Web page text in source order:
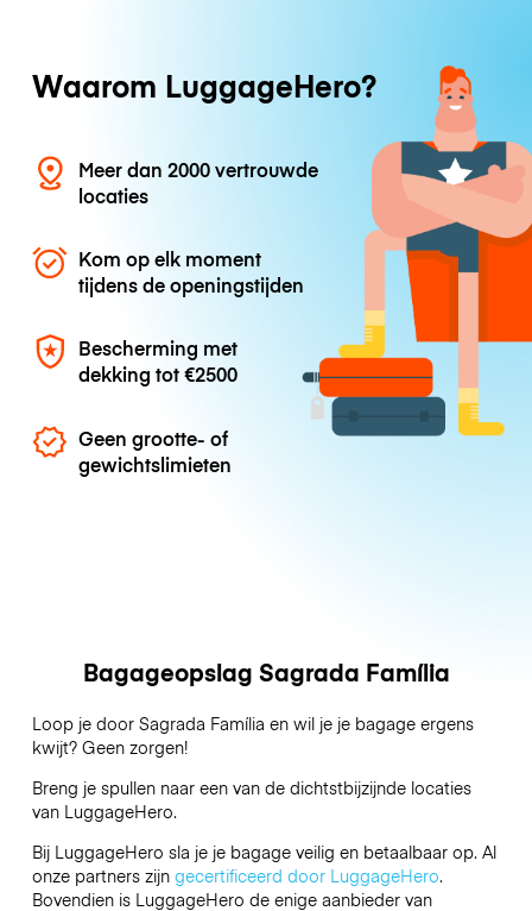
Waarom LuggageHero?
Meer dan 2000 vertrouwde
locaties
Kom op elk moment
tijdens de openingstijden
Bescherming met
dekking tot€2500
Geen grootte- of
gewichtslimieten
Bagageopslag Sagrada Família
Loop je door Sagrada Família en wil je je bagage ergens
kwijt? Geen zorgen!
Breng je spullen naar een van de dichtstbijzijnde locaties
van LuggageHero.
Bij LuggageHero sla je je bagage veilig en betaalbaar op. Al
onze partners zijn gecertificeerd door LuggageHero.
Bovendien is LuggageHero de enige aanbieder van